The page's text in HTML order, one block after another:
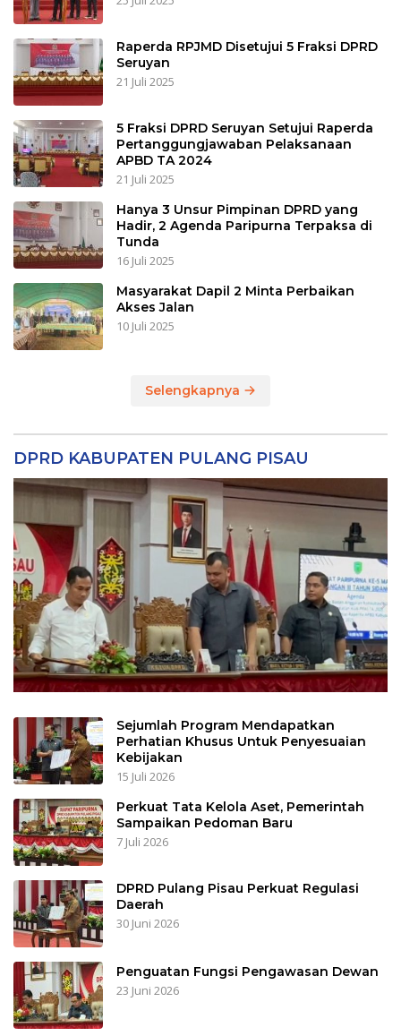
Raperda RPJMD Disetujui 5 Fraksi DPRD
Seruyan
21 Juli 2025
5 Fraksi DPRD Seruyan Setujui Raperda
Pertanggungjawaban Pelaksanaan
APBD TA 2024
21 Juli 2025
Hanya 3 Unsur Pimpinan DPRD yang
Hadir, 2 Agenda Paripurna Terpaksa di
Tunda
16 Juli 2025
Masyarakat Dapil 2 Minta Perbaikan
Akses Jalan
10 Juli 2025
Selengkapnya
DPRD KABUPATEN PULANG PISAU
Sejumlah Program Mendapatkan
Perhatian Khusus Untuk Penyesuaian
Kebijakan
15 Juli 2026
Perkuat Tata Kelola Aset, Pemerintah
Sampaikan Pedoman Baru
7 Juli 2026
DPRD Pulang Pisau Perkuat Regulasi
Daerah
30 Juni 2026
Penguatan Fungsi Pengawasan Dewan
23 Juni 2026